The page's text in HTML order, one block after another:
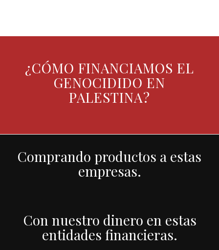
¿CÓMO FINANCIAMOS EL
GENOCIDIDO EN
PALESTINA?
Comprando productos a estas
empresas.
Con nuestro dinero en estas
entidades financieras.